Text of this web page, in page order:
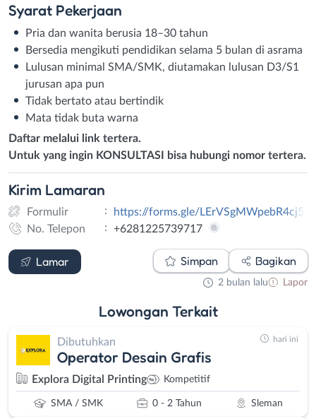
Syarat Pekerjaan
Pria dan wanita berusia 18–30 tahun
Bersedia mengikuti pendidikan selama 5 bulan di asrama
Lulusan minimal SMA/SMK, diutamakan lulusan D3/S1
jurusan apa pun
Tidak bertato atau bertindik
Mata tidak buta warna
Daftar melalui link tertera.
Untuk yang ingin KONSULTASI bisa hubungi nomor tertera.
Kirim Lamaran
Formulir :
https://forms.gle/LErVSgMWpebR4cj58
No. Telepon
: +6281225739717
Lamar
Formulir WhatsApp
Simpan Bagikan
2 bulan lalu Lapor
Lowongan Terkait
Dibutuhkan
Operator Desain Grafis
Explora Digital Printing Kompetitif
SMA / SMK 0 - 2 Tahun Sleman
hari ini